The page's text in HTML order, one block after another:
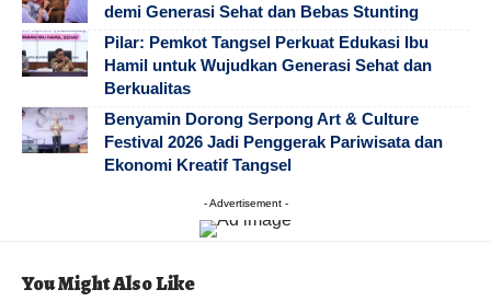
demi Generasi Sehat dan Bebas Stunting
Pilar: Pemkot Tangsel Perkuat Edukasi Ibu
Hamil untuk Wujudkan Generasi Sehat dan
Berkualitas
Benyamin Dorong Serpong Art & Culture
Festival 2026 Jadi Penggerak Pariwisata dan
Ekonomi Kreatif Tangsel
- Advertisement -
You Might Also Like